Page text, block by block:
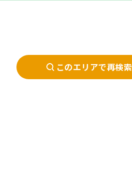
このエリアで再検索